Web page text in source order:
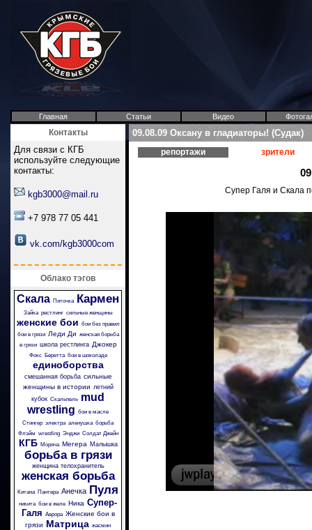
Главная Статьи Видео
Контакты
Для связи с КГБ
используйте следующие
контакты:
kgb3000@mail.ru
+7 978 77 05 441
vk.com/kgb3000com
Облако тэгов
Скала Пяточка Кармен
Зайка рестлинг сильные женщины
женские бои бои без правил
бои в грязи
Леди Ди женская борьба
в грязи школа рестлинга Джокер
Фокс Беретта бои в шоколаде
единоборства
смешанная борьба сильные
женщины в истории летний
кубок Скальпель mud
wrestling бои в масле
Стингер электра аленушка борьба
Флэйм wrestling Энджи Солдат Джейн
КГБ Моряча Мегера Малышка
борьба в грязи
женщина телохранитель
женская борьба
Китана Пантера Анечка Пуля
никита бои в желе Ника Супер-
Галя Аврора Женские бои в
грязи Матрица жасмин
09.08.09 Оксану в гладиаторы! (Судак)
репортажи зрители
Супер Галя и Скала